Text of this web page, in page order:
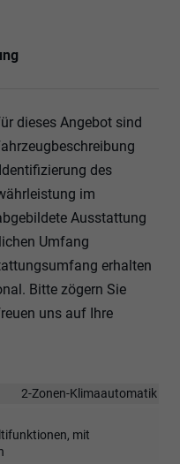
dieses Angebot sind
des
im
Ausstattung
Umfang
erhalten
Bitte zögern Sie
uns auf Ihre
2-Zonen-Klimaautomatik
mit